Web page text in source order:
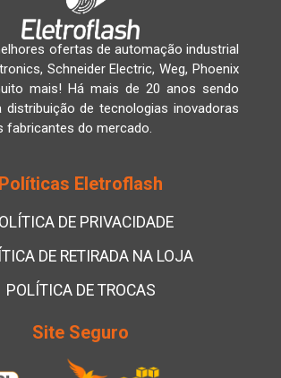
ofertas de automação industrial
Schneider Electric, Weg, Phoenix
mais! Há mais de 20 anos sendo
distribuição de tecnologias inovadoras
fabricantes do mercado.
Políticas Eletroflash
DE PRIVACIDADE
DE RETIRADA NA LOJA
POLÍTICA DE TROCAS
Site Seguro